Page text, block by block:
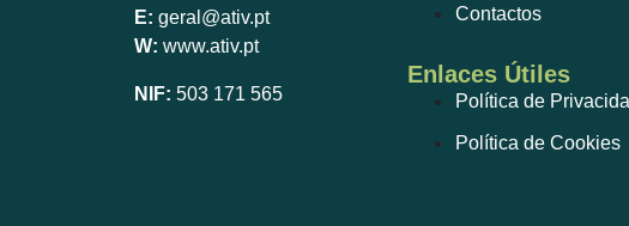
E: geral@ativ.pt
W: www.ativ.pt
NIF: 503 171 565
Contactos
Enlaces Útiles
Política de
Política de Cookies